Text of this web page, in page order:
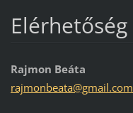
Elérhetőség
Rajmon Beáta
rajmonbeata@gmail.com